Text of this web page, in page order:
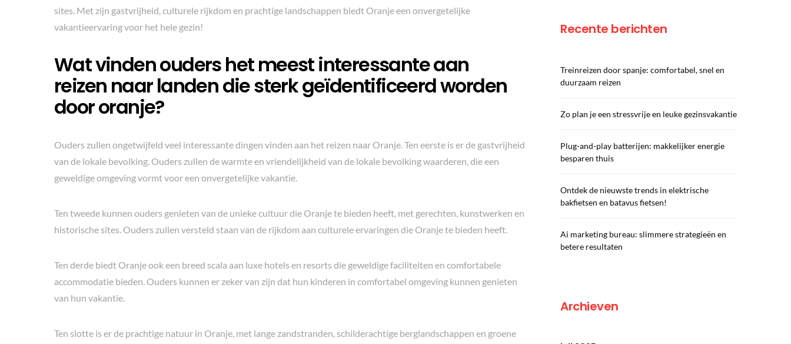
sites. Met zijn gastvrijheid, culturele rijkdom en prachtige landschappen biedt Oranje een onvergetelijke
vakantieervaring voor het hele gezin!
Wat vinden ouders het meest interessante aan
reizen naar landen die sterk geïdentificeerd worden
door oranje?
Ouders zullen ongetwijfeld veel interessante dingen vinden aan het reizen naar Oranje. Ten eerste is er de gastvrijheid
van de lokale bevolking. Ouders zullen de warmte en vriendelijkheid van de lokale bevolking waarderen, die een
geweldige omgeving vormt voor een onvergetelijke vakantie.
Ten tweede kunnen ouders genieten van de unieke cultuur die Oranje te bieden heeft, met gerechten, kunstwerken en
historische sites. Ouders zullen versteld staan van de rijkdom aan culturele ervaringen die Oranje te bieden heeft.
Ten derde biedt Oranje ook een breed scala aan luxe hotels en resorts die geweldige faciliteiten en comfortabele
accommodatie bieden. Ouders kunnen er zeker van zijn dat hun kinderen in comfortabel omgeving kunnen genieten
van hun vakantie.
Ten slotte is er de prachtige natuur in Oranje, met lange zandstranden, schilderachtige berglandschappen en groene
Recente berichten
Treinreizen door spanje: comfortabel, snel en
duurzaam reizen
Zo plan je een stressvrije en leuke gezinsvakantie
Plug-and-play batterijen: makkelijker energie
besparen thuis
Ontdek de nieuwste trends in elektrische
bakfietsen en batavus fietsen!
Ai marketing bureau: slimmere strategieën en
betere resultaten
Archieven